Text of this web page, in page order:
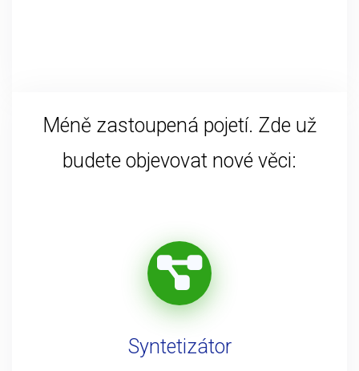
Méně zastoupená pojetí. Zde už
budete objevovat nové věci:
Syntetizátor